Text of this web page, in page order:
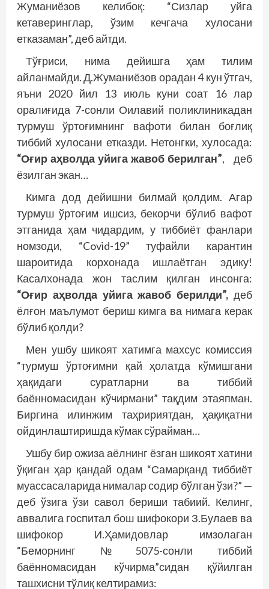
Жуманиёзов келибоқ: “Сизлар уйга
кетаверинглар, ўзим кечгача хулосани
етказаман”, деб айтди.
Тўғриси, нима дейишга ҳам тилим
айланмайди. Д.Жуманиёзов орадан 4 кун ўтгач,
яъни 2020 йил 13 июль куни соат 16 лар
оралиғида 7-сонли Оилавий поликлиникадан
турмуш ўртоғимнинг вафоти билан боғлиқ
тиббий хулосани етказди. Нетонгки, хулосада:
“Оғир аҳволда уйи­­га жавоб берилган”, деб
ёзилган экан…
Кимга дод дейишни билмай қолдим. Агар
турмуш ўртоғим ишсиз, бекорчи бўлиб вафот
этганида ҳам чидардим, у тиббиёт фанлари
номзоди, “Covid-19” туфайли карантин
шароитида корхонада ишлаётган эдику!
Касалхонада жон таслим қилган инсонга:
“Оғир аҳволда уйига жавоб берилди”, деб
ёлғон маълумот бериш кимга ва нимага керак
бўлиб қолди?
Мен ушбу шикоят хатимга махсус комиссия
“турмуш ўртоғимни қай ҳолатда кўмишгани
ҳақидаги суратларни ва тиббий
баённомасидан кўчирмани” тақдим эта­япман.
Биргина илинжим таҳририятдан, ҳақиқатни
ойдинлаштиришда кўмак сўрайман…
Ушбу бир ожиза аёлнинг ёзган шикоят хатини
ўқиган ҳар қандай одам “Самарқанд тиббиёт
муассасаларида нималар содир бўлган ўзи?” —
деб ўзига ўзи савол бериши табиий. Келинг,
аввалига госпитал бош шифокори З.Булаев ва
шифокор И.Ҳамидовлар имзолаган
“Беморнинг №5075-сонли тиббий
баённомасидан кўчирма”сидан қўйилган
ташхисни тўлиқ келтирамиз: